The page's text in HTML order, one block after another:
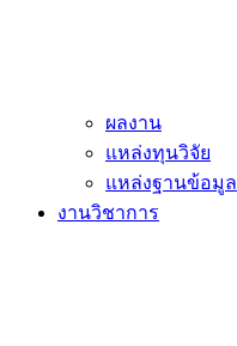
ผลงาน
แหล่งทุนวิจัย
แหล่งฐานข้อมูล
งานวิชาการ